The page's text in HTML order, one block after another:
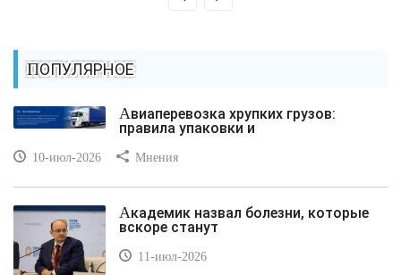
ПОПУЛЯРНОЕ
Авиаперевозка хрупких грузов:
правила упаковки и
10-июл-2026 Мнения
Академик назвал болезни, которые
вскоре станут
11-июл-2026